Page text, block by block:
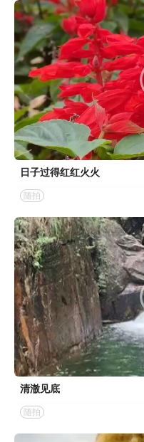
日子过得红红火火
随拍
清澈见底
随拍